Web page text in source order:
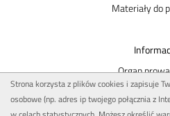
Materiały do
Organ
przekaż
Polityka
Strona korzysta z plików cookies i zapisuje
osobowe (np. adres ip twojego połącznia z